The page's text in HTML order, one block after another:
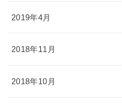
2019年4月
2018年11月
2018年10月